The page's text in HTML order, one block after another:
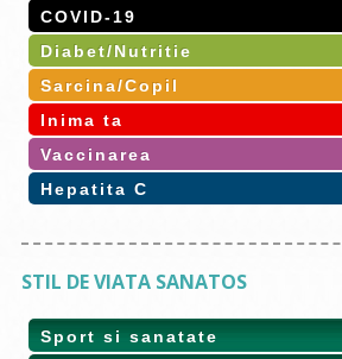
COVID-19
Diabet/Nutritie
Sarcina/Copil
Inima ta
Vaccinarea
Hepatita C
STIL DE VIATA SANATOS
Sport si sanatate